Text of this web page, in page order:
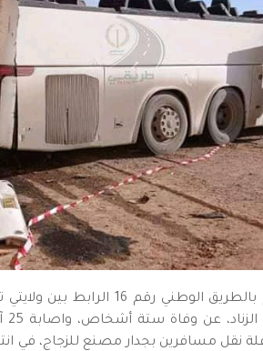
خلف حادث مرور خطير وقع صباح
نقل مسافرين بجدار مصنع للزجاج، في